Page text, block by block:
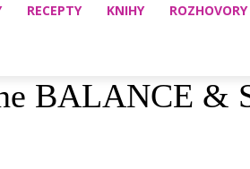
RECEPTY KNIHY ROZHOVORY
BALANCE &